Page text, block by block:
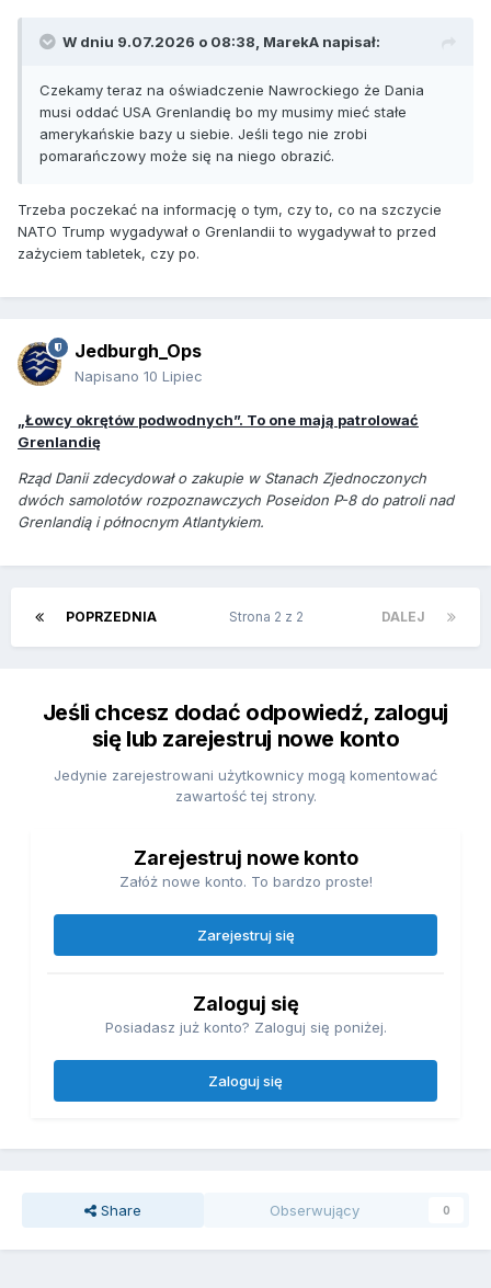
W dniu 9.07.2026 o 08:38, MarekA napisał:
Czekamy teraz na oświadczenie Nawrockiego że Dania
musi oddać USA Grenlandię bo my musimy mieć stałe
amerykańskie bazy u siebie. Jeśli tego nie zrobi
pomarańczowy może się na niego obrazić.
Trzeba poczekać na informację o tym, czy to, co na szczycie
NATO Trump wygadywał o Grenlandii to wygadywał to przed
zażyciem tabletek, czy po.
Jedburgh_Ops
Napisano 10 Lipiec
„Łowcy okrętów podwodnych”. To one mają patrolować
Grenlandię
Rząd Danii zdecydował o zakupie w Stanach Zjednoczonych
dwóch samolotów rozpoznawczych Poseidon P-8 do patroli nad
Grenlandią i północnym Atlantykiem.
POPRZEDNIA DALEJ
Strona 2 z 2
Jeśli chcesz dodać odpowiedź, zaloguj
się lub zarejestruj nowe konto
Jedynie zarejestrowani użytkownicy mogą komentować
zawartość tej strony.
Zarejestruj nowe konto
Załóż nowe konto. To bardzo proste!
Zarejestruj się
Zaloguj się
Posiadasz już konto? Zaloguj się poniżej.
Zaloguj się
Share Obserwujący 0